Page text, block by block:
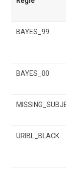
BAYES_99
BAYES_00
URIBL_BLACK